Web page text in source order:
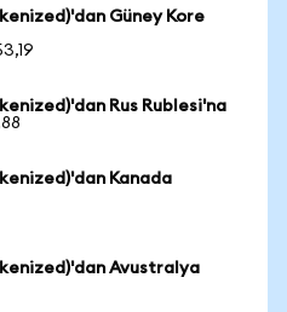
Güney Kore
Rus Rublesi'na
Kanada
Avustralya